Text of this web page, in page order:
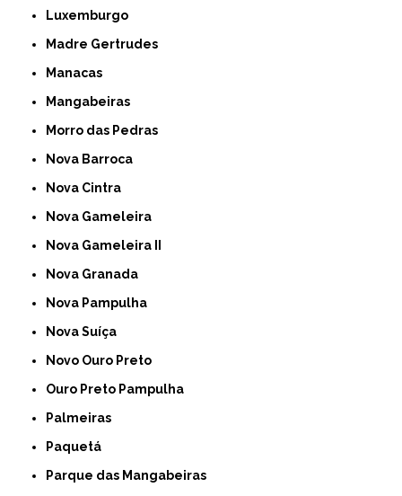
Luxemburgo
Madre Gertrudes
Manacas
Mangabeiras
Morro das Pedras
Nova Barroca
Nova Cintra
Nova Gameleira
Nova Gameleira II
Nova Granada
Nova Pampulha
Nova Suíça
Novo Ouro Preto
Ouro Preto Pampulha
Palmeiras
Paquetá
Parque das Mangabeiras